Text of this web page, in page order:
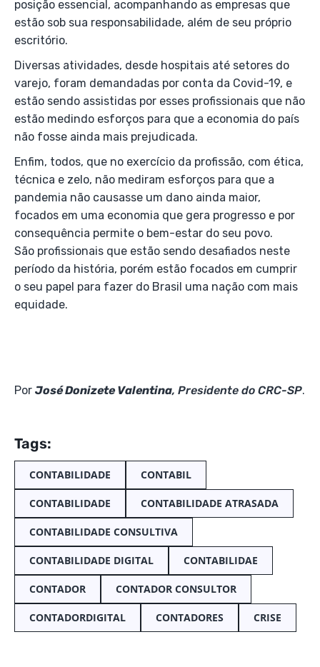
posição essencial, acompanhando as empresas que
estão sob sua responsabilidade, além de seu próprio
escritório.
Diversas atividades, desde hospitais até setores do
varejo, foram demandadas por conta da Covid-19, e
estão sendo assistidas por esses profissionais que não
estão medindo esforços para que a economia do país
não fosse ainda mais prejudicada.
Enfim, todos, que no exercício da profissão, com ética,
técnica e zelo, não mediram esforços para que a
pandemia não causasse um dano ainda maior,
focados em uma economia que gera progresso e por
consequência permite o bem-estar do seu povo.
São profissionais que estão sendo desafiados neste
período da história, porém estão focados em cumprir
o seu papel para fazer do Brasil uma nação com mais
equidade.
Por José Donizete Valentina, Presidente do CRC-SP.
Tags:
CONTABILIDADE CONTABIL
CONTABILIDADE CONTABILIDADE ATRASADA
CONTABILIDADE CONSULTIVA
CONTABILIDADE DIGITAL CONTABILIDAE
CONTADOR CONTADOR CONSULTOR
CONTADORDIGITAL CONTADORES CRISE